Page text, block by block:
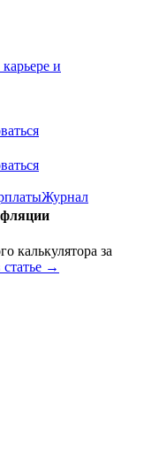
и
Журнал
калькулятора за
статье →